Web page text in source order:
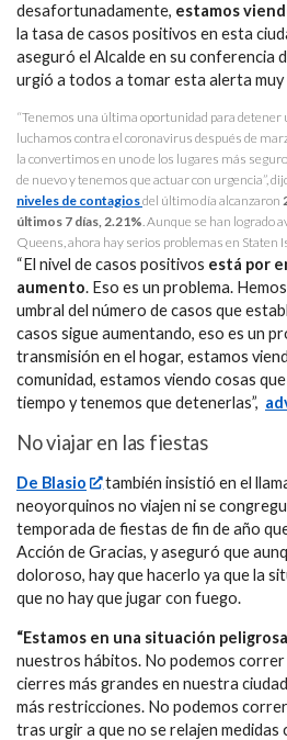
desafortunadamente, estamos
la tasa de casos positivos en esta
aseguró el Alcalde en su conferencia
urgió a todos a tomar esta alerta muy
“Tenemos una última oportunidad para detener
luchamos contra el coronavirus después de
la convertimos en uno de los lugares más
de nuevo y tenemos que actuar con urgencia”,
niveles de contagiosdel último día alcanzaron
últimos 7 días, 2.21%. Aunque se han logrado
Queens, ahora hay serios problemas en Staten
“El nivel de casos positivos está por
aumento. Eso es un problema.
umbral del número de casos que
casos sigue aumentando, eso es un
transmisión en el hogar, estamos
comunidad, estamos viendo cosas
tiempo y tenemos que detenerlas”,
No viajar en las fiestas
De Blasio
también insistió en el
neoyorquinos no viajen ni se
temporada de fiestas de fin de año
Acción de Gracias, y aseguró que
doloroso, hay que hacerlo ya que la
que no hay que jugar con fuego.
“Estamos en una situación peligrosa
nuestros hábitos. No podemos correr
cierres más grandes en nuestra
más restricciones. No podemos
tras urgir a que no se relajen